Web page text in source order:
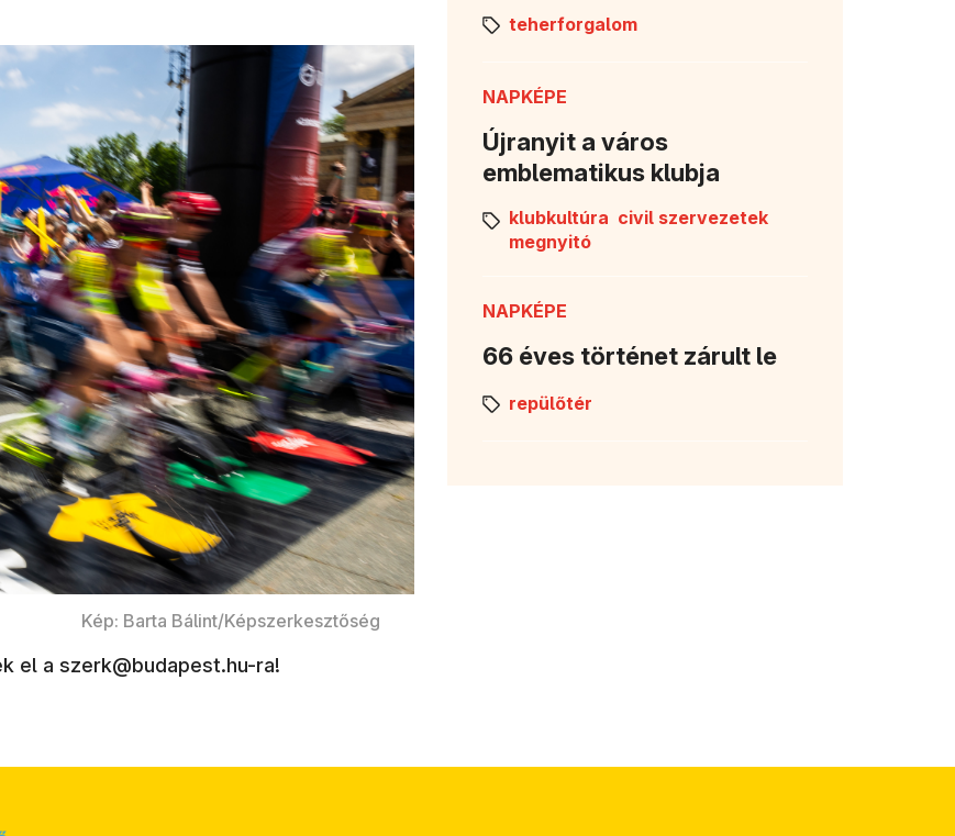
Kép: Barta Bálint/Képszerkesztőség
el a szerk@budapest.hu-ra!
teherforgalom
NAPKÉPE
Újranyit a város
emblematikus klubja
klubkultúra civil szervezetek
megnyitó
NAPKÉPE
66 éves történet zárult le
repülőtér